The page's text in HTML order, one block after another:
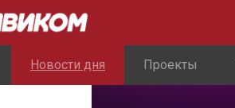
Новости дня Проекты